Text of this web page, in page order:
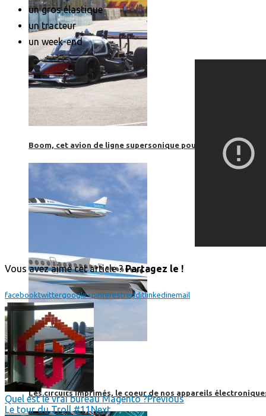
Boom, cet avion de ligne supersonique pourrait être le futur
High-Tech
High-Tech
Les circuits imprimés, le coeur de nos appareils
un gros élastique
un tracteur
un week-end
Vous avez aimé cet article ?Partagez le !
facebooktwittergoogle+pinterestredditlinkedinemail
Quel est le vrai bureau Magento ?Previous
Le tour du Troll #11Next